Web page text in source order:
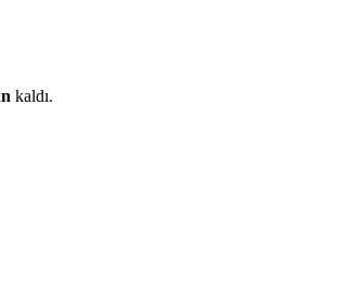
kaldı.